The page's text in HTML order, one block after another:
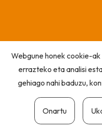
Webgune honek cookie-
errazteko eta analisi
gehiago nahi baduzu,
Onartu